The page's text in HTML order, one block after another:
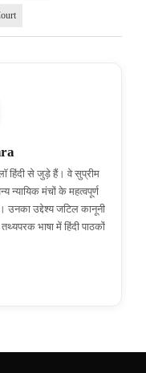
हिंदी से जुड़े हैं। वे सुप्रीम
न्यायिक मंचों के महत्वपूर्ण
उद्देश्य जटिल कानूनी
भाषा में हिंदी पाठकों